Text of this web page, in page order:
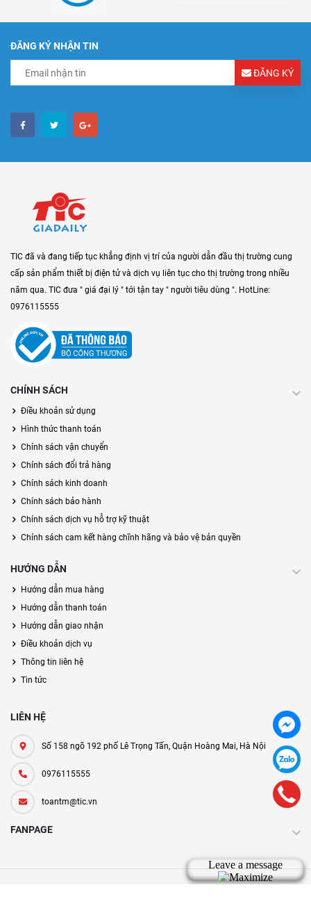
ĐĂNG KÝ NHẬN TIN
ĐĂNG KÝ
TIC đã và đang tiếp tục khẳng định vị trí của người dẫn đầu thị trường cung
cấp sản phẩm thiết bị điện tử và dịch vụ liên tục cho thị trường trong nhiều
năm qua. TIC đưa " giá đại lý " tới tận tay " người tiêu dùng ". HotLine:
0976115555
CHÍNH SÁCH
Điều khoản sử dụng
Hình thức thanh toán
Chính sách vận chuyển
Chính sách đổi trả hàng
Chính sách kinh doanh
Chính sách bảo hành
Chính sách dịch vụ hỗ trợ kỹ thuật
Chính sách cam kết hàng chĩnh hãng và bảo vệ bản quyền
HƯỚNG DẪN
Hướng dẫn mua hàng
Hướng dẫn thanh toán
Hướng dẫn giao nhận
Điều khoản dịch vụ
Thông tin liên hệ
Tin tức
LIÊN HỆ
Số 158 ngõ 192 phố Lê Trọng Tấn, Quận Hoàng Mai, Hà Nội
0976115555
toantm@tic.vn
FANPAGE